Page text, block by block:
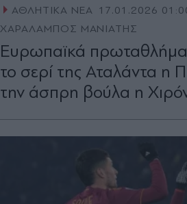
ΑΘΛΗΤΙΚΑ ΝΕΑ 17.01.2026
ΧΑΡΑΛΑΜΠΟΣ ΜΑΝΙΑΤΗΣ
Ευρωπαϊκά
το σερί της Αταλάντα η
την άσπρη βούλα η